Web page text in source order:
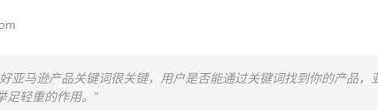
亚马逊产品关键词很关键，用户是否能通过关键词找到你的产品
足轻重的作用。”